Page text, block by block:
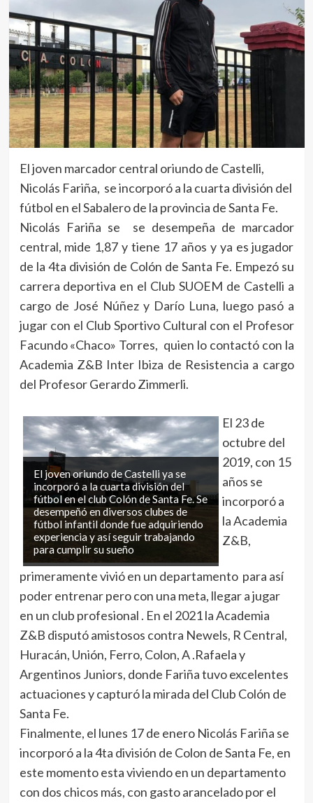
El joven marcador central oriundo de Castelli,
Nicolás Fariña, se incorporó a la cuarta división del
fútbol en el Sabalero de la provincia de Santa Fe.
Nicolás Fariña se se desempeña de marcador
central, mide 1,87 y tiene 17 años y ya es jugador
de la 4ta división de Colón de Santa Fe. Empezó su
carrera deportiva en el Club SUOEM de Castelli a
cargo de José Núñez y Darío Luna, luego pasó a
jugar con el Club Sportivo Cultural con el Profesor
Facundo «Chaco» Torres, quien lo contactó con la
Academia Z&B Inter Ibiza de Resistencia a cargo
del Profesor Gerardo Zimmerli.
El joven oriundo de Castelli ya se
incorporó a la cuarta división del
fútbol en el club Colón de Santa Fe. Se
desempeñó en diversos clubes de
fútbol infantil donde fue adquiriendo
experiencia y así seguir trabajando
para cumplir su sueño
El 23 de
octubre del
2019, con 15
años se
incorporó a
la Academia
Z&B,
primeramente vivió en un departamento para así
poder entrenar pero con una meta, llegar a jugar
en un club profesional . En el 2021 la Academia
Z&B disputó amistosos contra Newels, R Central,
Huracán, Unión, Ferro, Colon, A .Rafaela y
Argentinos Juniors, donde Fariña tuvo excelentes
actuaciones y capturó la mirada del Club Colón de
Santa Fe.
Finalmente, el lunes 17 de enero Nicolás Fariña se
incorporó a la 4ta división de Colon de Santa Fe, en
este momento esta viviendo en un departamento
con dos chicos más, con gasto arancelado por el